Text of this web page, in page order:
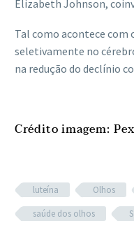
Elizabeth Johnson,
Tal como acontece com
seletivamente no
na redução do declínio
Crédito imagem:
luteína Olhos
saúde dos olhos